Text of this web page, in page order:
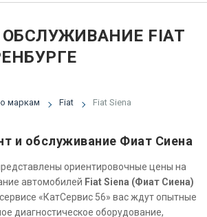
FIAT
маркам Fiat Fiat Siena
и обслуживание Фиат Сиена
ориентировочные цены на
автомобилей Fiat Siena (Фиат Сиена)
«КатСервис 56» вас ждут опытные
диагностическое оборудование,